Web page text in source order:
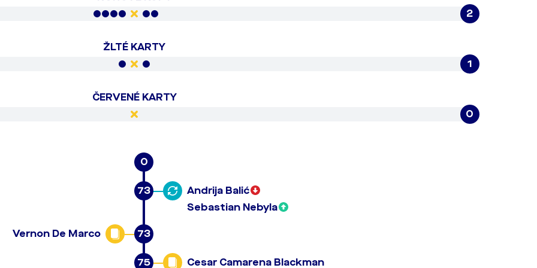
2
ŽLTÉ KARTY
1
ČERVENÉ KARTY
0
0
73
Andrija Balić
Sebastian Nebyla
73
Vernon De Marco
75 Cesar Camarena Blackman